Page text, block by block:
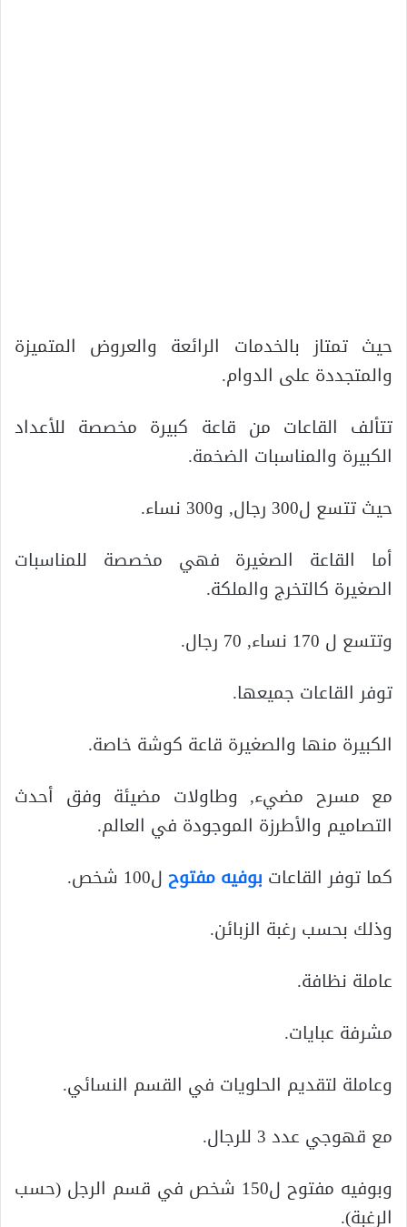
حيث تمتاز بالخدمات الرائعة والعروض المتميزة
والمتجددة على الدوام.
تتألف القاعات من قاعة كبيرة مخصصة للأعداد
الكبيرة والمناسبات الضخمة.
حيث تتسع ل300 رجال, و300 نساء.
أما القاعة الصغيرة فهي مخصصة للمناسبات
الصغيرة كالتخرج والملكة.
وتتسع ل 170 نساء, 70 رجال.
توفر القاعات جميعها.
الكبيرة منها والصغيرة قاعة كوشة خاصة.
مع مسرح مضيء, وطاولات مضيئة وفق أحدث
التصاميم والأطرزة الموجودة في العالم.
كما توفر القاعات بوفيه مفتوحل100 شخص.
وذلك بحسب رغبة الزبائن.
عاملة نظافة.
مشرفة عبايات.
وعاملة لتقديم الحلويات في القسم النسائي.
مع قهوجي عدد 3 للرجال.
وبوفيه مفتوح ل150 شخص في قسم الرجل (حسب
الرغبة).